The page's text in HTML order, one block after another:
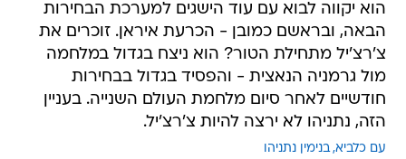
הוא יקווה לבוא עם עוד הישגים למערכת הבחירות
הבאה, ובראשם כמובן - הכרעת איראן. זוכרים את
צ'רצ'יל מתחילת הטור? הוא ניצח בגדול במלחמה
מול גרמניה הנאצית - והפסיד בגדול בבחירות
חודשיים לאחר סיום מלחמת העולם השנייה. בעניין
הזה, נתניהו לא ירצה להיות צ'רצ'יל.
עם כלביא בנימין נתניהו